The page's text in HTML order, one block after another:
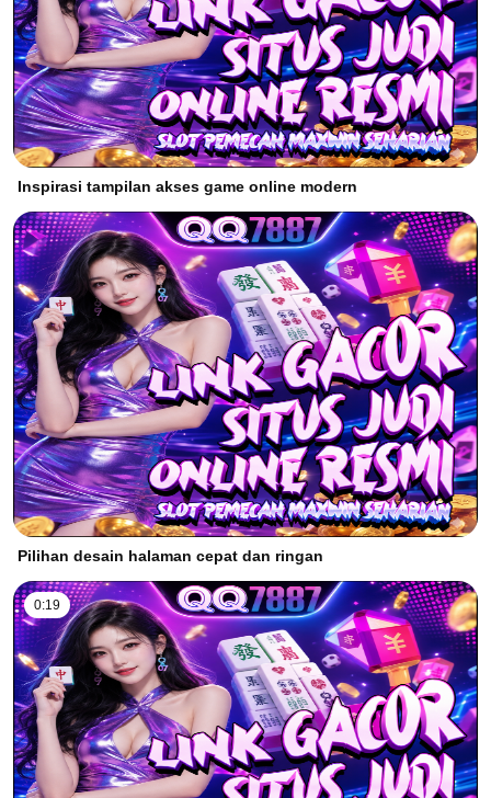
Inspirasi tampilan akses game online modern
Pilihan desain halaman cepat dan ringan
0:19